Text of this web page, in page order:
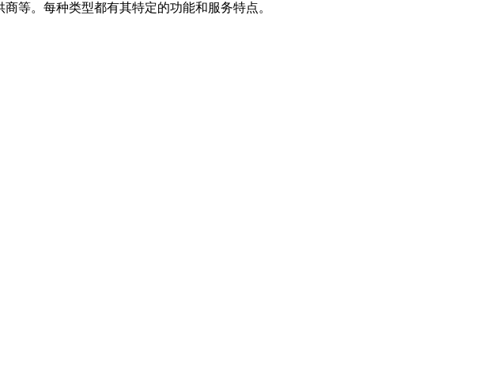
等。每种类型都有其特定的功能和服务特点。